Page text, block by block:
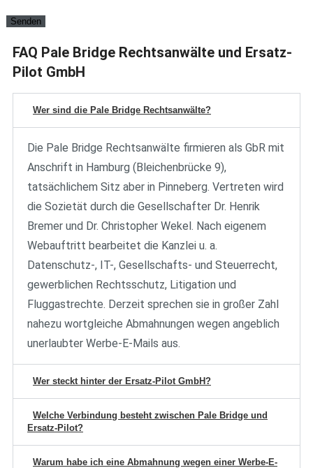
FAQ Pale Bridge Rechtsanwälte und Ersatz-
Pilot GmbH
Wer sind die Pale Bridge Rechtsanwälte?
Die Pale Bridge Rechtsanwälte firmieren als GbR mit
Anschrift in Hamburg (Bleichenbrücke 9),
tatsächlichem Sitz aber in Pinneberg. Vertreten wird
die Sozietät durch die Gesellschafter Dr. Henrik
Bremer und Dr. Christopher Wekel. Nach eigenem
Webauftritt bearbeitet die Kanzlei u. a.
Datenschutz-, IT-, Gesellschafts- und Steuerrecht,
gewerblichen Rechtsschutz, Litigation und
Fluggastrechte. Derzeit sprechen sie in großer Zahl
nahezu wortgleiche Abmahnungen wegen angeblich
unerlaubter Werbe-E-Mails aus.
Wer steckt hinter der Ersatz-Pilot GmbH?
Welche Verbindung besteht zwischen Pale Bridge und
Ersatz-Pilot?
Warum habe ich eine Abmahnung wegen einer Werbe-E-